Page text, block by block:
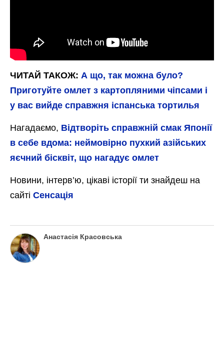
ЧИТАЙ ТАКОЖ: А що, так можна було?
Приготуйте омлет з картопляними чіпсами і
у вас вийде справжня іспанська тортилья
Нагадаємо, Відтворіть справжній смак Японії
в себе вдома: неймовірно пухкий азійських
яєчний бісквіт, що нагадує омлет
Новини, інтерв’ю, цікаві історії ти знайдеш на
сайті Сенсація
Анастасія Красовська